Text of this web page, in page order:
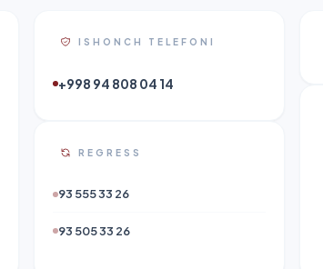
ISHONCH TELEFONI
+998 94 808 04 14
REGRESS
93 555 33 26
93 505 33 26